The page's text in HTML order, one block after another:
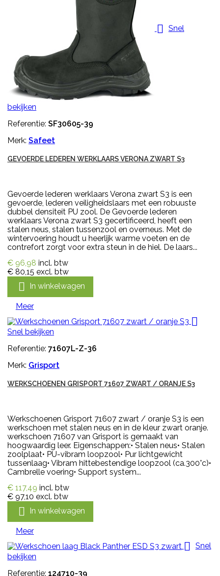
 Snel
bekijken
Referentie: SF30605-39
Merk: Safeet
GEVOERDE LEDEREN WERKLAARS VERONA ZWART S3
Gevoerde lederen werklaars Verona zwart S3 is een
gevoerde, lederen veiligheidslaars met een robuuste
dubbel densiteit PU zool. De Gevoerde lederen
werklaars Verona zwart S3 gecertificeerd, heeft een
stalen neus, stalen tussenzool en overneus. Met de
wintervoering houdt u heerlijk warme voeten en de
contrefort zorgt voor extra steun in de hiel. De laars...
€ 96,98 incl. btw
€ 80,15 excl. btw
 In winkelwagen
Meer

Snel bekijken
Referentie: 71607L-Z-36
Merk: Grisport
WERKSCHOENEN GRISPORT 71607 ZWART / ORANJE S3
Werkschoenen Grisport 71607 zwart / oranje S3 is een
werkschoen met stalen neus en in de kleur zwart oranje.
werkschoen 71607 van Grisport is gemaakt van
hoogwaardig leer. Eigenschappen:• Stalen neus• Stalen
zoolplaat• PU-vibram loopzool• Pur lichtgewicht
tussenlaag• Vibram hittebestendige loopzool (ca.300°c)•
Cambrelle voering• Support system...
€ 117,49 incl. btw
€ 97,10 excl. btw
 In winkelwagen
Meer
 Snel
bekijken
Referentie: 124710-39